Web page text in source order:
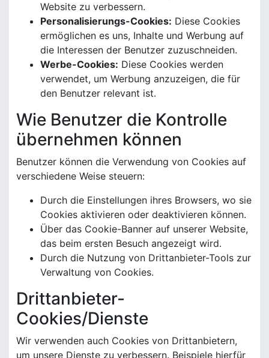
Website zu verbessern.
Personalisierungs-Cookies: Diese Cookies
ermöglichen es uns, Inhalte und Werbung auf
die Interessen der Benutzer zuzuschneiden.
Werbe-Cookies: Diese Cookies werden
verwendet, um Werbung anzuzeigen, die für
den Benutzer relevant ist.
Wie Benutzer die Kontrolle
übernehmen können
Benutzer können die Verwendung von Cookies auf
verschiedene Weise steuern:
Durch die Einstellungen ihres Browsers, wo sie
Cookies aktivieren oder deaktivieren können.
Über das Cookie-Banner auf unserer Website,
das beim ersten Besuch angezeigt wird.
Durch die Nutzung von Drittanbieter-Tools zur
Verwaltung von Cookies.
Drittanbieter-
Cookies/Dienste
Wir verwenden auch Cookies von Drittanbietern,
um unsere Dienste zu verbessern. Beispiele hierfür